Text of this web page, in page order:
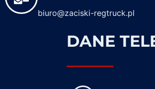
biuro@zaciski-regtruck.pl
DANE